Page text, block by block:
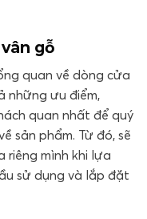
gỗ
quan về dòng cửa
những ưu điểm,
quan nhất để quý
sản phẩm. Từ đó, sẽ
riêng mình khi lựa
sử dụng và lắp đặt